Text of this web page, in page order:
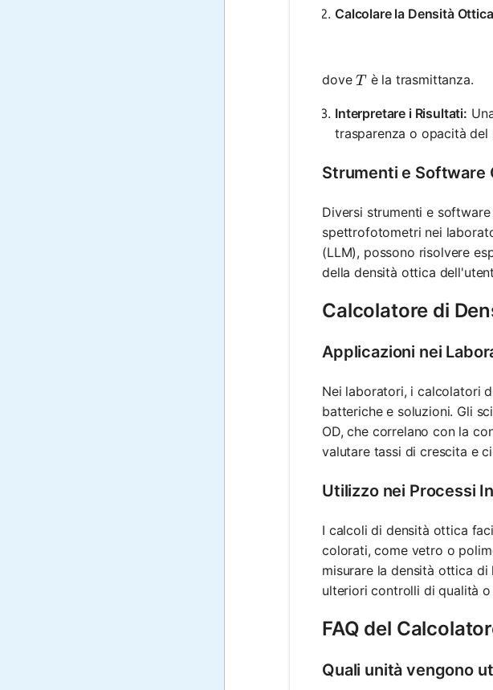
Calcolare la Densità
doveT
Tè la trasmittanza.
Interpretare i Risultati:
trasparenza o opacità del
Strumenti e Software
Diversi strumenti e
spettrofotometri nei
(LLM), possono risolvere
della densità ottica
Calcolatore di
Applicazioni nei
Nei laboratori, i calcolatori
batteriche e soluzioni. Gli
OD, che correlano con la
valutare tassi di crescita e
Utilizzo nei Processi
I calcoli di densità ottica
colorati, come vetro o
misurare la densità ottica
ulteriori controlli di qualità
FAQ del
Quali unità vengono